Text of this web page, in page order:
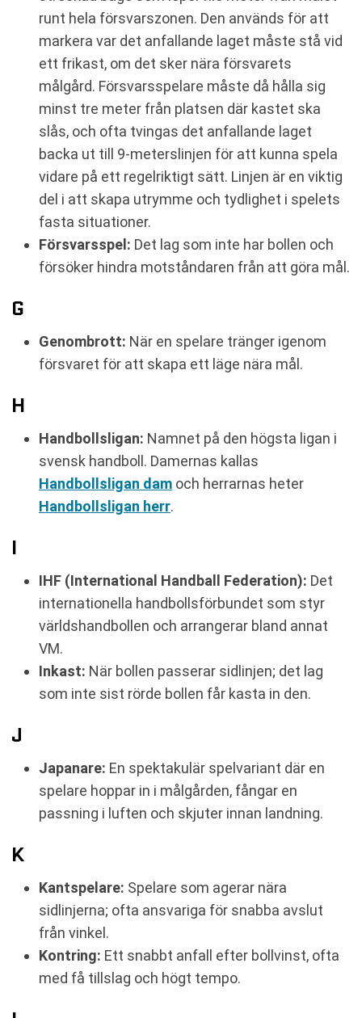
runt hela försvarszonen. Den används för att
markera var det anfallande laget måste stå vid
ett frikast, om det sker nära försvarets
målgård. Försvarsspelare måste då hålla sig
minst tre meter från platsen där kastet ska
slås, och ofta tvingas det anfallande laget
backa ut till 9-meterslinjen för att kunna spela
vidare på ett regelriktigt sätt. Linjen är en viktig
del i att skapa utrymme och tydlighet i spelets
fasta situationer.
Försvarsspel: Det lag som inte har bollen och
försöker hindra motståndaren från att göra mål.
G
Genombrott: När en spelare tränger igenom
försvaret för att skapa ett läge nära mål.
H
Handbollsligan: Namnet på den högsta ligan i
svensk handboll. Damernas kallas
Handbollsligan dam och herrarnas heter
Handbollsligan herr.
I
IHF (International Handball Federation): Det
internationella handbollsförbundet som styr
världshandbollen och arrangerar bland annat
VM.
Inkast: När bollen passerar sidlinjen; det lag
som inte sist rörde bollen får kasta in den.
J
Japanare: En spektakulär spelvariant där en
spelare hoppar in i målgården, fångar en
passning i luften och skjuter innan landning.
K
Kantspelare: Spelare som agerar nära
sidlinjerna; ofta ansvariga för snabba avslut
från vinkel.
Kontring: Ett snabbt anfall efter bollvinst, ofta
med få tillslag och högt tempo.